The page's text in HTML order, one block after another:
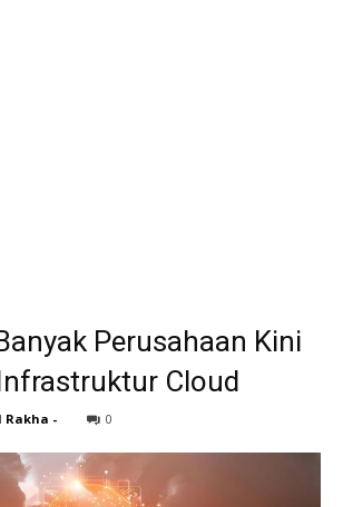
Perusahaan Kini
Cloud
Rakha - 0